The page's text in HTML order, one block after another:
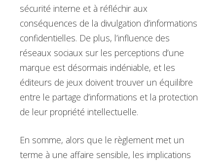
sécurité interne et à réfléchir aux
conséquences de la divulgation d’informations
confidentielles. De plus, l’influence des
réseaux sociaux sur les perceptions d’une
marque est désormais indéniable, et les
éditeurs de jeux doivent trouver un équilibre
entre le partage d’informations et la protection
de leur propriété intellectuelle.
En somme, alors que le règlement met un
terme à une affaire sensible, les implications